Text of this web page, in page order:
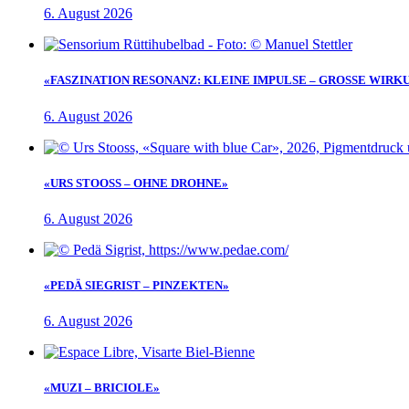
6. August 2026
«FASZINATION RESONANZ: KLEINE IMPULSE – GROSSE
6. August 2026
«URS STOOSS – OHNE DROHNE»
6. August 2026
«PEDÄ SIEGRIST – PINZEKTEN»
6. August 2026
«MUZI – BRICIOLE»